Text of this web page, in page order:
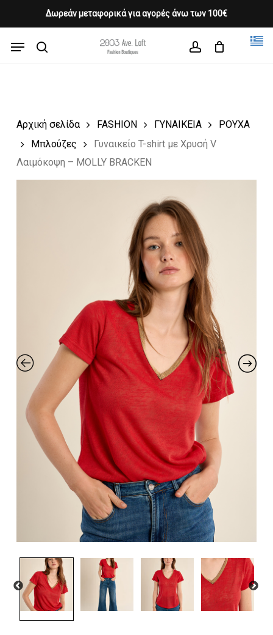
Δωρεάν μεταφορικά για αγορές άνω των 100€
content
Menu
Cart CLOSE
CART
Αρχική σελίδα FASHION ΓΥΝΑΙΚΕΙΑ
ΡΟΥΧΑ
Μπλούζες
Γυναικείο T-shirt με Χρυσή V
Λαιμόκοψη – MOLLY BRACKEN
Close